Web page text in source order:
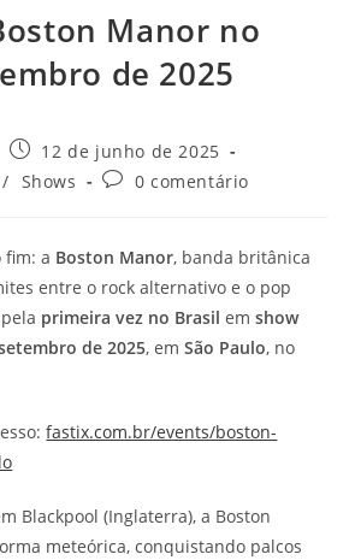
Manor no
de 2025
Post
publicado:
12 de junho de 2025
/ Shows
Comentários
0 comentário
fim: a Boston Manor, banda britânica
entre o rock alternativo e o pop
primeira vez no Brasil emshow
de 2025, emSão Paulo, no
fastix.com.br/events/boston-
Blackpool (Inglaterra), a Boston
meteórica, conquistando palcos